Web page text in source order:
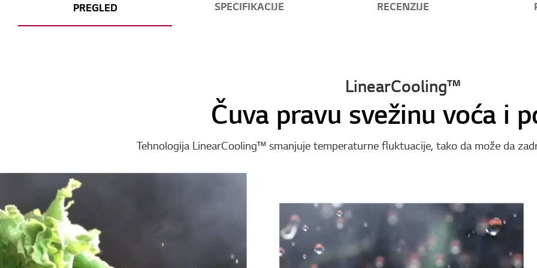
PREGLED SPECIFIKACIJE RECENZIJE
LinearCooling™
Čuva pravu svežinu voća i
Tehnologija LinearCooling™ smanjuje temperaturne fluktuacije, tako da može da